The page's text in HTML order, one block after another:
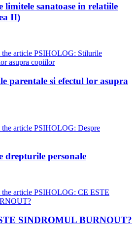
limitele sanatoase in relatiile
II)
parentale si efectul lor asupra
drepturile personale
SINDROMUL BURNOUT?